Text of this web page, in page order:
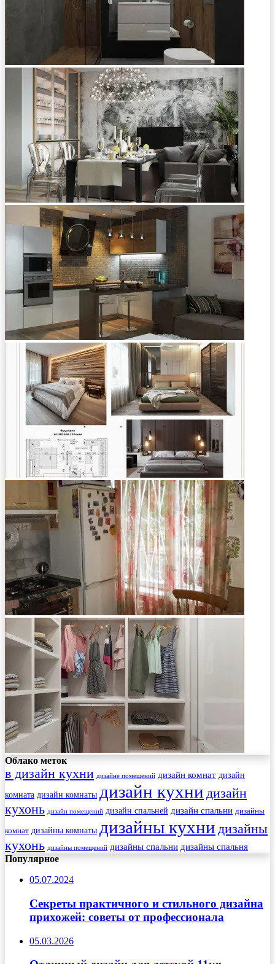
Облако меток
в дизайн кухни дизайне помещений дизайн комнат дизайн
комната дизайн комнаты дизайн кухни дизайн
кухонь дизайн помещений дизайн спальней дизайн спальни дизайны
комнат дизайны комнаты дизайны кухни дизайны
кухонь дизайны помещений дизайны спальни дизайны спальня
Популярное
05.07.2024
Секреты практичного и стильного дизайна
прихожей: советы от профессионала
05.03.2026